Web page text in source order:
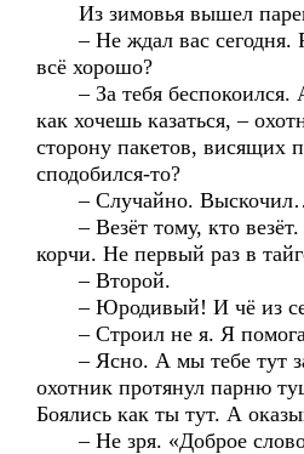
Из зимовья вышел
– Не ждал вас сегодня.
всё хорошо?
– За тебя беспокоился.
как хочешь казаться, –
сторону пакетов,
сподобился-то?
– Случайно.
– Везёт тому, кто везёт.
корчи. Не первый раз в
– Второй.
– Юродивый! И чё из
– Строил не я. Я
– Ясно. А мы тебе тут
охотник протянул парню
Боялись как ты тут. А
– Не зря. «Доброе